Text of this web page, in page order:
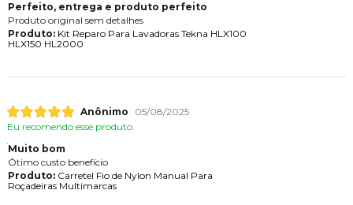
Perfeito, entrega e produto perfeito
Produto original sem detalhes
Produto:Kit Reparo Para Lavadoras Tekna HLX100
HLX150 HL2000
Anônimo
05/08/2025
Eu recomendo esse produto.
Muito bom
Ótimo custo benefício
Produto:Carretel Fio de Nylon Manual Para
Roçadeiras Multimarcas